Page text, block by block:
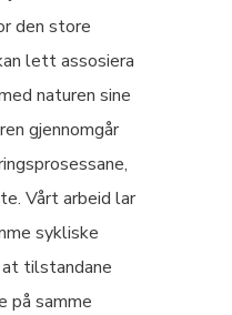
den store
lett assosiera
naturen sine
gjennomgår
Vårt arbeid lar
sykliske
tilstandane
på samme